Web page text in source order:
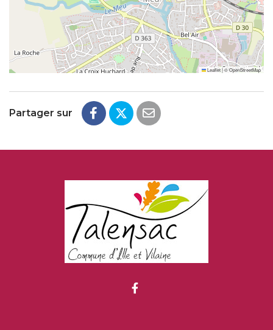
Leaflet|©OpenStreetMap
Partager sur
Lien vers le compte